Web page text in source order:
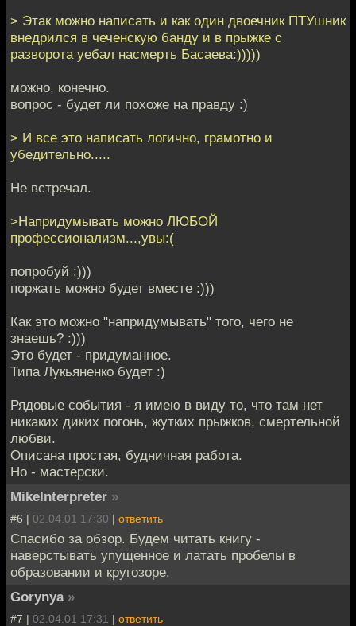
> Этак можно написать и как один двоечник ПТУшник
внедрился в чеченскую банду и в прыжке с
разворота уебал насмерть Басаева:)))))
можно, конечно.
вопрос - будет ли похоже на правду :)
> И все это написать логично, грамотно и
убедительно.....
Не встречал.
>Напридумывать можно ЛЮБОЙ
профессионализм...,увы:(
попробуй :)))
поржать можно будет вместе :)))
Как это можно "напридумывать" того, чего не
знаешь? :)))
Это будет - придуманное.
Типа Лукьяненко будет :)
Рядовые события - я имею в виду то, что там нет
никаких диких погонь, жутких прыжков, смертельной
любви.
Описана простая, будничная работа.
Но - мастерски.
MikeInterpreter »
#6 | 02.04.01 17:30 | ответить
Спасибо за обзор. Будем читать книгу -
наверстывать упущенное и латать пробелы в
образовании и кругозоре.
Gorynya »
#7 | 02.04.01 17:31 | ответить